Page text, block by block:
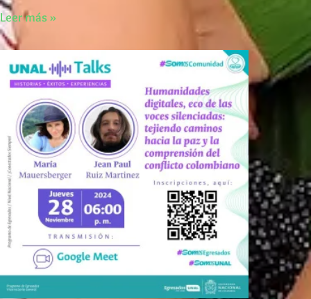
Leer más »